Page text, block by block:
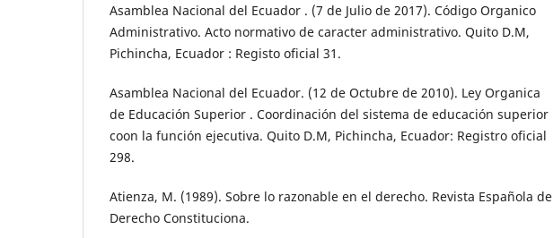
Asamblea Nacional del Ecuador . (7 de Julio de 2017). Código Organico
Administrativo. Acto normativo de caracter administrativo. Quito D.M,
Pichincha, Ecuador : Registo oficial 31.
Asamblea Nacional del Ecuador. (12 de Octubre de 2010). Ley Organica
de Educación Superior . Coordinación del sistema de educación superior
coon la función ejecutiva. Quito D.M, Pichincha, Ecuador: Registro oficial
298.
Atienza, M. (1989). Sobre lo razonable en el derecho. Revista Española de
Derecho Constituciona.